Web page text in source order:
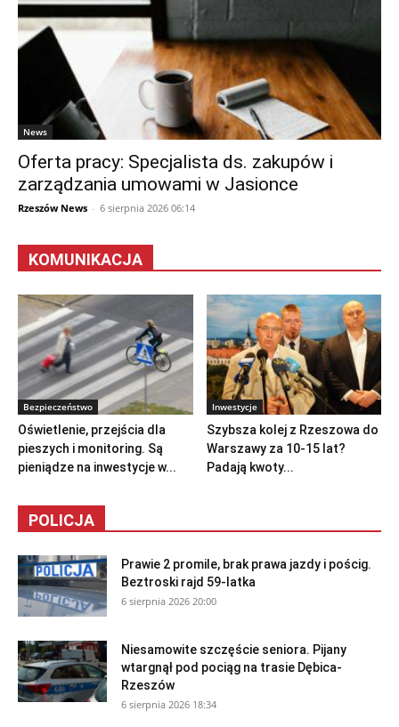
News
Oferta pracy: Specjalista ds. zakupów i
zarządzania umowami w Jasionce
Rzeszów News - 6 sierpnia 2026 06:14
KOMUNIKACJA
Bezpieczeństwo
Oświetlenie, przejścia dla
pieszych i monitoring. Są
pieniądze na inwestycje w...
Inwestycje
Szybsza kolej z Rzeszowa do
Warszawy za 10-15 lat?
Padają kwoty...
POLICJA
Prawie 2 promile, brak prawa jazdy i pościg.
Beztroski rajd 59-latka
6 sierpnia 2026 20:00
Niesamowite szczęście seniora. Pijany
wtargnął pod pociąg na trasie Dębica-
Rzeszów
6 sierpnia 2026 18:34